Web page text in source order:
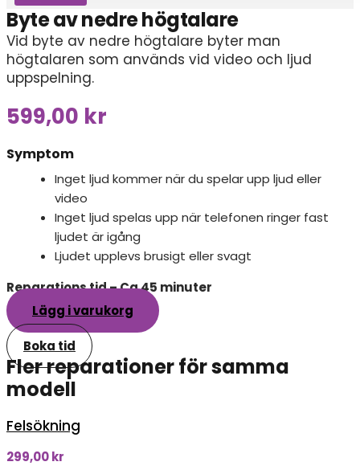
Byte av nedre högtalare
Vid byte av nedre högtalare byter man
högtalaren som används vid video och ljud
uppspelning.
599,00 kr
Symptom
Inget ljud kommer när du spelar upp ljud eller
video
Inget ljud spelas upp när telefonen ringer fast
ljudet är igång
Ljudet upplevs brusigt eller svagt
Reparations tid – Ca 45 minuter
Lägg i varukorg
Boka tid
Fler reparationer för samma
modell
Felsökning
299,00kr